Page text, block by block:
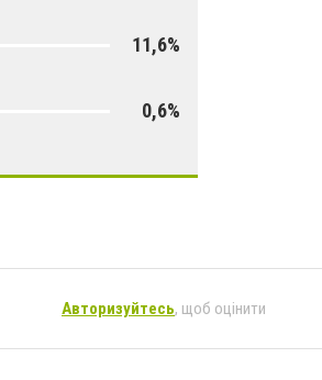
11,6%
0,6%
Авторизуйтесь, щоб оцінити